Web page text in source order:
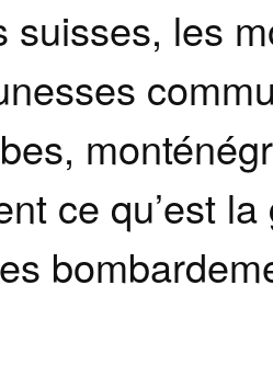
suisses, les
ce qu’est